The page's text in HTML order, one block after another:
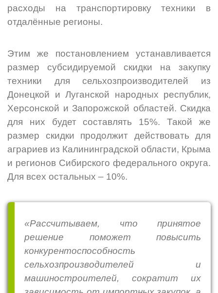
расходы на транспортировку техники в
отдалённые регионы.
Этим же постановлением устанавливается
размер субсидируемой скидки на закупку
техники для сельхозпроизводителей из
Донецкой и Луганской народных республик,
Херсонской и Запорожской областей. Скидка
для них будет составлять 15%. Такой же
размер скидки продолжит действовать для
аграриев из Калининградской области, Крыма
и регионов Сибирского федерального округа.
Для всех остальных – 10%.
«Рассчитываем, что принятое
решение поможет повысить
конкурентоспособность
сельхозпроизводителей и
машиностроителей, сократит их